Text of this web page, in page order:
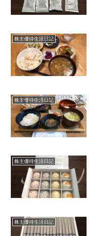
株主優待生活日記
株主優待生活日記
株主優待生活日記
株主優待生活日記